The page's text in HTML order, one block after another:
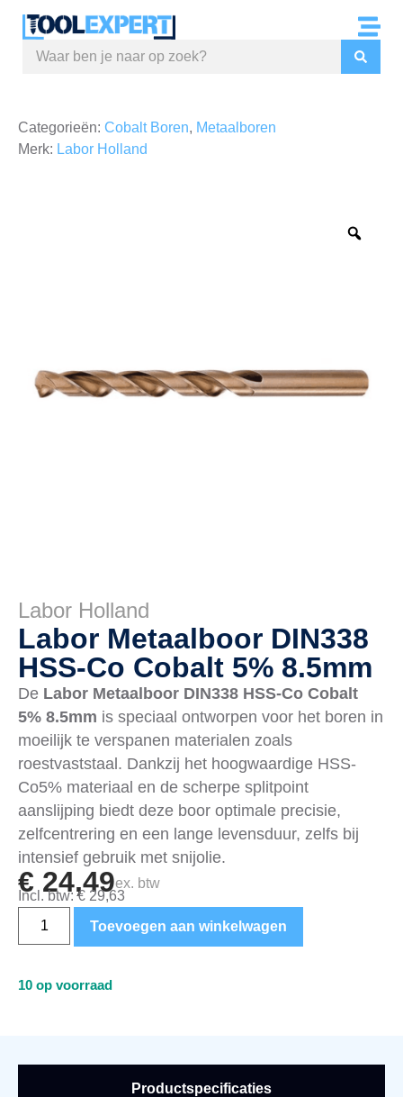
Categorieën: Cobalt Boren, Metaalboren
Merk: Labor Holland
Labor Holland
Labor Metaalboor DIN338
HSS-Co Cobalt 5% 8.5mm
De Labor Metaalboor DIN338 HSS-Co Cobalt
5% 8.5mm is speciaal ontworpen voor het boren in
moeilijk te verspanen materialen zoals
roestvaststaal. Dankzij het hoogwaardige HSS-
Co5% materiaal en de scherpe splitpoint
aanslijping biedt deze boor optimale precisie,
zelfcentrering en een lange levensduur, zelfs bij
intensief gebruik met snijolie.
€24,49ex. btw
Incl. btw:€ 29,63
10 op voorraad
Toevoegen aan winkelwagen
Productspecificaties